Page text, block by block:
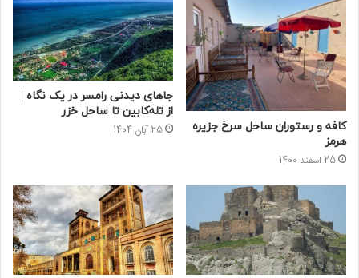
کافه و رستوران ساحل سرخ جزیره
هرمز
25 اسفند 1400
جاهای دیدنی رامسر در یک نگاه |
از تله‌کابین تا ساحل خزر
25 آبان 1404